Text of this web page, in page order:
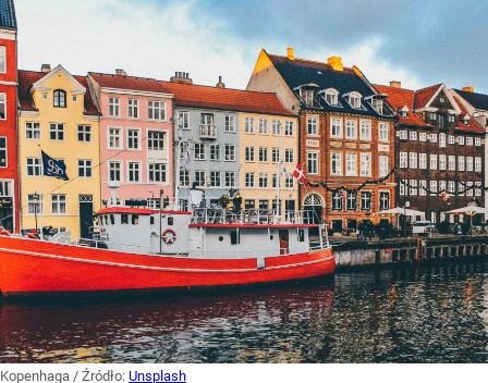
Kopenhaga / Źródło: Unsplash